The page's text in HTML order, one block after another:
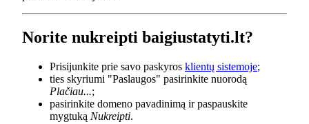
Norite nukreipti baigiustatyti.lt?
Prisijunkite prie savo paskyros klientų sistemoje;
ties skyriumi "Paslaugos" pasirinkite nuorodą
Plačiau...;
pasirinkite domeno pavadinimą ir paspauskite
mygtuką Nukreipti.